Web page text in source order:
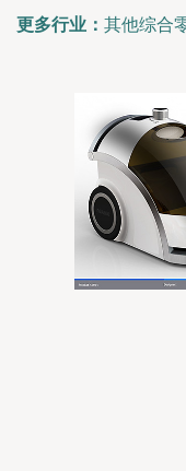
更多行业： 其他综合